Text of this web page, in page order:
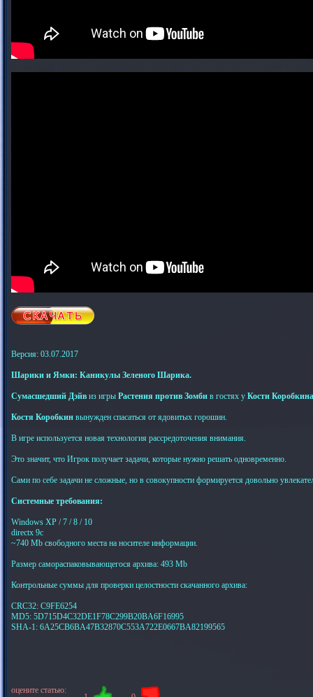
Версия: 03.07.2017
Шарики и Ямки: Каникулы Зеленого Шарика.
Сумасшедший Дэйв из игры Растения против Зомби в гостях у Кости Коробкина
Костя Коробкин вынужден спасаться от ядовитых горошин.
В игре используется новая технология рассредоточения внимания.
Это значит, что Игрок получает задачи, которые нужно решать одновременно.
Сами по себе задачи не сложные, но в совокупности формируется довольно
Системные требования:
Windows XP / 7 / 8 / 10
directx 9c
~740 Mb свободного места на носителе информации.
Размер самораспаковывающегося архива: 493 Mb
Контрольные суммы для проверки целостности скачанного архива:
CRC32: C9FE6254
MD5: 5D715D4C32DE1F78C299B20BA6F16995
SHA-1: 6A25CB6BA47B32870C553A722E0667BA82199565
оцените статью: